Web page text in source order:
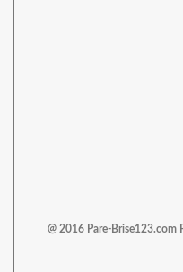
@ 2016 Pare-Brise123.com